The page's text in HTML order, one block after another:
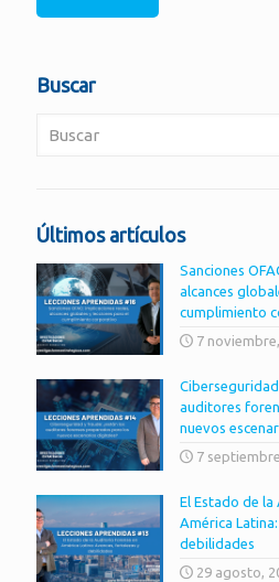
Buscar
Últimos artículos
Sanciones
alcances
cumplimiento
7
auditores
nuevos
7
El Estado de
América
debilidades
29 agosto,